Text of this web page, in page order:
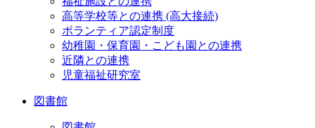
高等学校等との連携 (高大接続)
ボランティア認定制度
幼稚園・保育園・こども園との連携
近隣との連携
児童福祉研究室
図書館